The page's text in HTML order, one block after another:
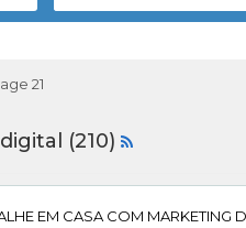
21
(210)
EM CASA COM MARKETING